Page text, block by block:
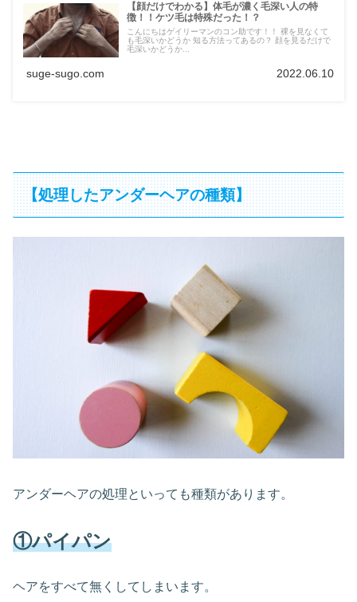
【顔だけでわかる】体毛が濃く毛深い人の特
徴！！ケツ毛は特殊だった！？
こんにちはゲイリーマンのコン助です！！ 裸を見なくて
も毛深いかどうか 知る方法ってあるの？ 顔を見るだけで
毛深いかどうか...
suge-sugo.com 2022.06.10
【処理したアンダーヘアの種類】
アンダーヘアの処理といっても種類があります。
①パイパン
ヘアをすべて無くしてしまいます。